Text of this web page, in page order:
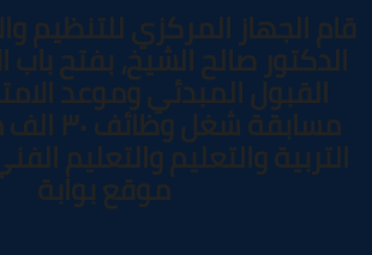
الجهاز المركزي للتنظيم
الدكتور صالح الشيخ، بفتح باب
القبول المبدئي وموعد
مسابقة شغل
التربية والتعليم والتعليم
موقع بوابة